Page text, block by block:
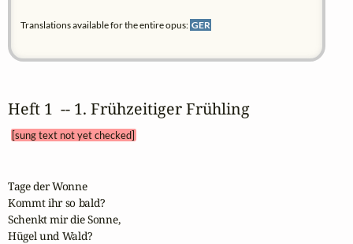
Translations available for the entire opus: GER
Heft 1  -- 1. Frühzeitiger Frühling
[sung text not yet checked]
Tage der Wonne
Kommt ihr so bald?
Schenkt mir die Sonne,
Hügel und Wald?